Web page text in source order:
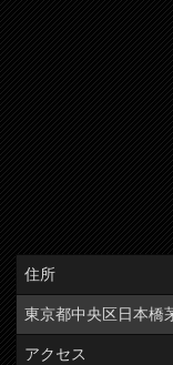
住所
東京都中央区日本橋
アクセス